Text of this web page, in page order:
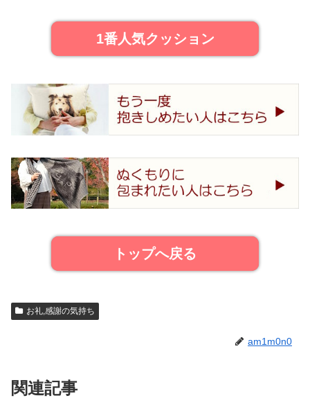
1番人気クッション
トップへ戻る
お礼,感謝の気持ち
am1m0n0
関連記事